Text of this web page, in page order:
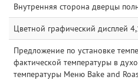
Внутренняя сторона дверцы
Цветной графический дисплей
Предложение по установке
фактической температуры в
температуры Меню Bake and